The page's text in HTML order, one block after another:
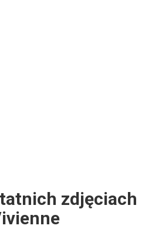
zdjęciach